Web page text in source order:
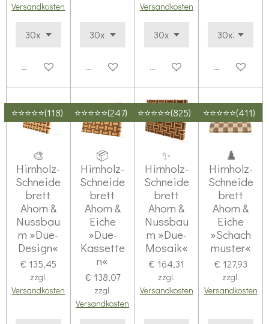
Versandkosten
Details anzeigenDetails anzeigen
Versandkosten
Details anzeigenDetails
⭐⭐⭐⭐⭐(118)
🎨
Hirnholz-
Schneide
brett
Ahorn &
Nussbau
m »Due-
Design«
€ 135,45
zzgl.
Versandkosten
⭐⭐⭐⭐⭐(247)
📦
Hirnholz-
Schneide
brett
Ahorn &
Eiche
»Due-
Kassette
n«
€ 138,07
zzgl.
Versandkosten
⭐⭐⭐⭐⭐(825)
✨
Hirnholz-
Schneide
brett
Ahorn &
Nussbau
m »Due-
Mosaik«
€ 164,31
zzgl.
Versandkosten
⭐⭐⭐⭐⭐(411)
♟️
Hirnholz-
Schneide
brett
Ahorn &
Eiche
»Schach
muster«
€ 127,93
zzgl.
Versandkosten